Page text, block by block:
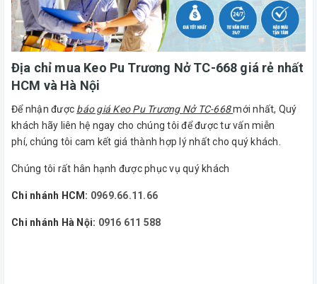
Địa chỉ mua Keo Pu Trương Nở TC-668 giá rẻ nhất
HCM và Hà Nội
Để nhận được báo giá Keo Pu Trương Nở TC-668mới nhất, Quý
khách hãy liên hệ ngay cho chúng tôi để được tư vấn miễn
phí, chúng tôi cam kết giá thành hợp lý nhất cho quý khách.
Chúng tôi rất hân hạnh được phục vụ quý khách
Chi nhánh HCM: 0969.66.11.66
Chi nhánh Hà Nội: 0916 611 588